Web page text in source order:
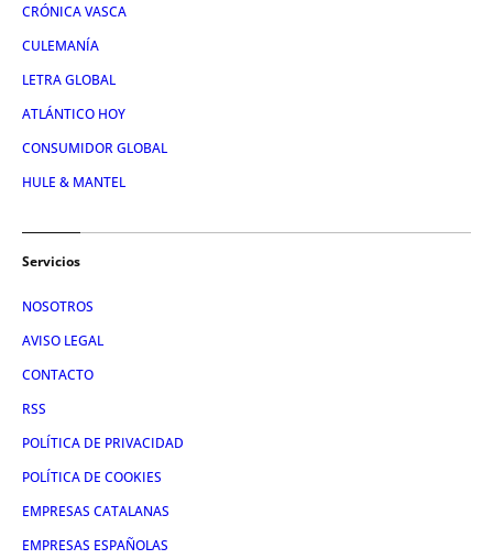
CRÓNICA VASCA
CULEMANÍA
LETRA GLOBAL
ATLÁNTICO HOY
CONSUMIDOR GLOBAL
HULE & MANTEL
Servicios
NOSOTROS
AVISO LEGAL
CONTACTO
RSS
POLÍTICA DE PRIVACIDAD
POLÍTICA DE COOKIES
EMPRESAS CATALANAS
EMPRESAS ESPAÑOLAS